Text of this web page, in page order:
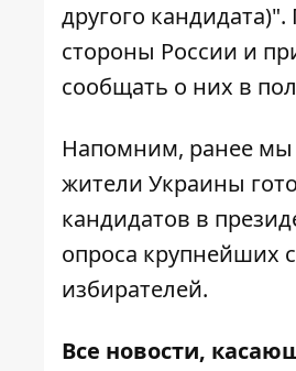
другого
стороны России и
сообщать о них в
Напомним, ранее мы
жители Украины
кандидатов в
опроса крупнейших
избирателей.
Все новости,